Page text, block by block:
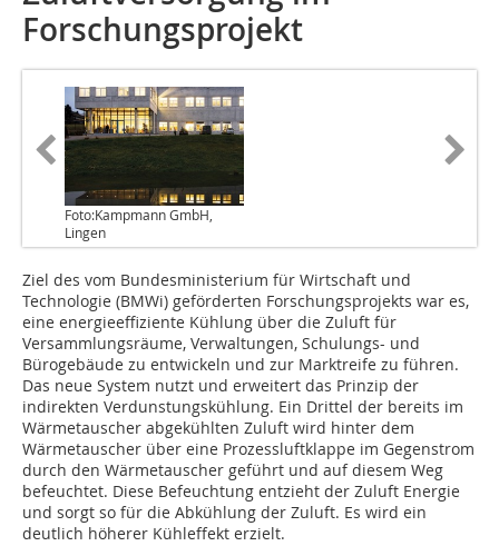
Forschungsprojekt
Foto:Kampmann GmbH,
Lingen
Ziel des vom Bundesministerium für Wirtschaft und
Technologie (BMWi) geförderten Forschungsprojekts war es,
eine energieeffiziente Kühlung über die Zuluft für
Versammlungsräume, Verwaltungen, Schulungs- und
Bürogebäude zu entwickeln und zur Markt­reife zu führen.
Das neue System nutzt und erweitert das Prinzip der
indirekten Verdunstungskühlung. Ein Drittel der bereits im
Wärmetauscher abgekühlten Zuluft wird hinter dem
Wärmetauscher über eine Prozessluftklappe im Gegenstrom
durch den Wärmetauscher geführt und auf diesem Weg
befeuchtet. Diese Befeuchtung entzieht der Zuluft Energie
und sorgt so für die Abkühlung der Zuluft. Es wird ein
deutlich höherer Kühleffekt erzielt.